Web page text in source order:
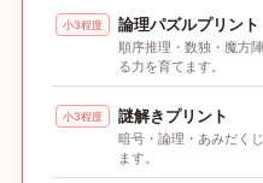
小3程度 論理パズルプリント
順序推理・数独・魔方
る力を育てます。
小3程度 謎解きプリント
暗号・論理・あみだく
ます。